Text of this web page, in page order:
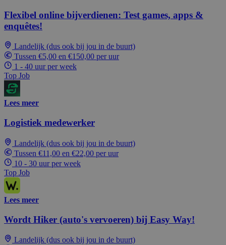
Flexibel online bijverdienen: Test games, apps &
enquêtes!
Landelijk (dus ook bij jou in de buurt)
Tussen €5,00 en €150,00 per uur
1 - 40 uur per week
Top Job
Lees meer
Logistiek medewerker
Landelijk (dus ook bij jou in de buurt)
Tussen €11,00 en €22,00 per uur
10 - 30 uur per week
Top Job
Lees meer
Wordt Hiker (auto's vervoeren) bij Easy Way!
Landelijk (dus ook bij jou in de buurt)